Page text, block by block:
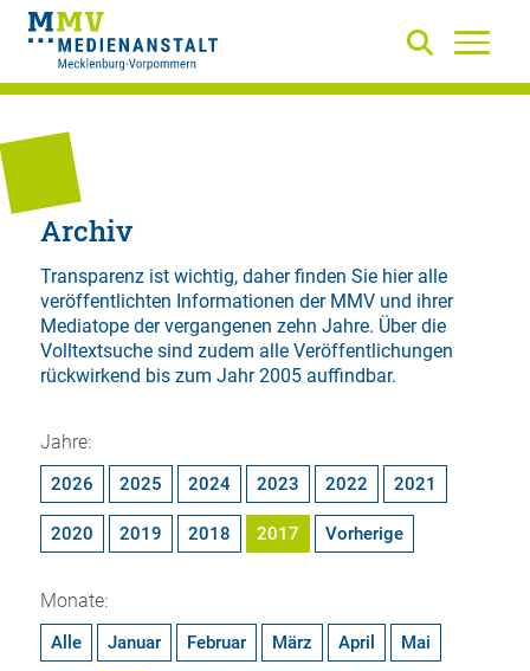
Archiv
Transparenz ist wichtig, daher finden Sie hier alle
veröffentlichten Informationen der MMV und ihrer
Mediatope der vergangenen zehn Jahre. Über die
Volltextsuchesind zudem alle Veröffentlichungen
rückwirkend bis zum Jahr 2005 auffindbar.
Jahre:
2026 2025 2024 2023 2022 2021
2020 2019 2018 2017 Vorherige
Monate:
Alle Januar Februar März April Mai